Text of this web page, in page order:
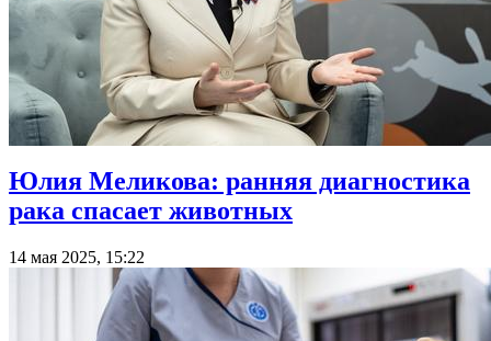
Юлия Меликова: ранняя диагностика
рака спасает животных
14 мая 2025, 15:22